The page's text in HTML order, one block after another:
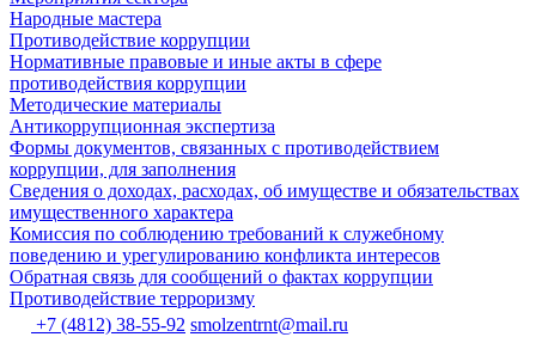
Народные мастера
Противодействие коррупции
Нормативные правовые и иные акты в сфере
противодействия коррупции
Методические материалы
Антикоррупционная экспертиза
Формы документов, связанных с противодействием
коррупции, для заполнения
Сведения о доходах, расходах, об имуществе и обязательствах
имущественного характера
Комиссия по соблюдению требований к служебному
поведению и урегулированию конфликта интересов
Обратная связь для сообщений о фактах коррупции
Противодействие терроризму
+7 (4812) 38-55-92 smolzentrnt@mail.ru